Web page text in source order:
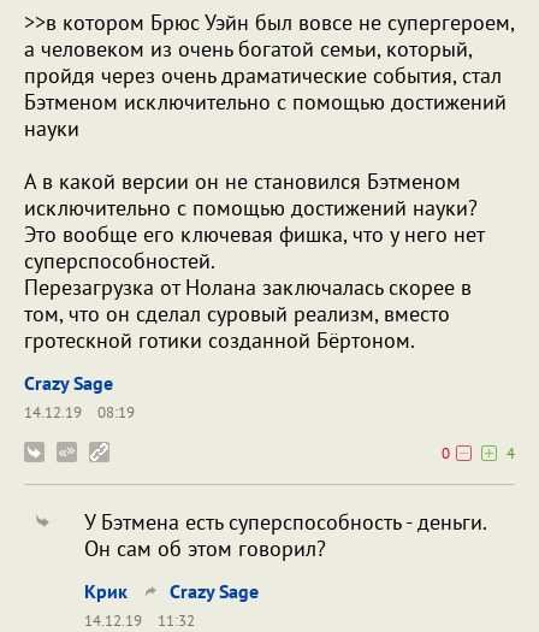
>>в котором Брюс Уэйн был вовсе не супергероем,
а человеком из очень богатой семьи, который,
пройдя через очень драматические события, стал
Бэтменом исключительно с помощью достижений
науки
А в какой версии он не становился Бэтменом
исключительно с помощью достижений науки?
Это вообще его ключевая фишка, что у него нет
суперспособностей.
Перезагрузка от Нолана заключалась скорее в
том, что он сделал суровый реализм, вместо
гротескной готики созданной Бёртоном.
Crazy Sage
14.12.19
08:19
0
4
У Бэтмена есть суперспособность - деньги.
Он сам об этом говорил?
Крик Crazy Sage
14.12.19
11:32